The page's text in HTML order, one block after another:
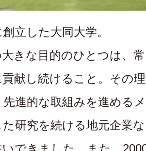
立した大同大学。
大きな目的のひとつは、
献し続けること。その
先進的な取組みを進める
た研究を続ける地元企業
できました。また、